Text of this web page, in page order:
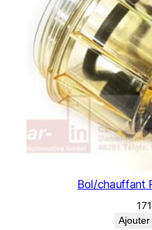
Bol/chauffant